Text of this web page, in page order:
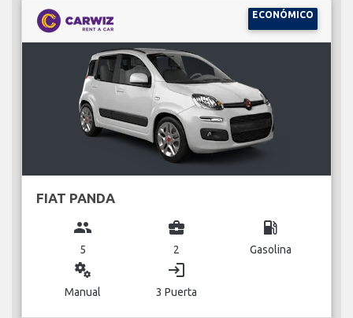
ECONÓMICO
FIAT PANDA
group
5
business_center
2
local_gas_station
Gasolina
miscellaneous_services
Manual
login
3 Puerta